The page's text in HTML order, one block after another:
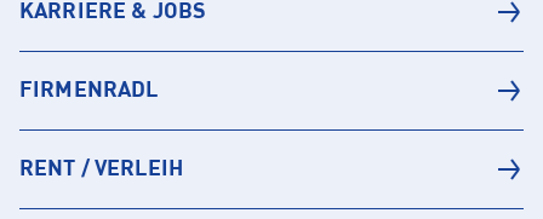
KARRIERE & JOBS
FIRMENRADL
RENT / VERLEIH